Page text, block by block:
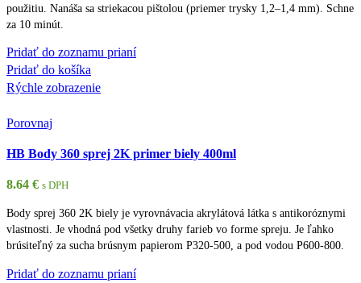
použitiu. Nanáša sa striekacou pištolou (priemer trysky 1,2–1,4 mm). Schne
za 10 minút.
Pridať do zoznamu prianí
Pridať do košíka
Rýchle zobrazenie
Porovnaj
HB Body 360 sprej 2K primer biely 400ml
8.64 € s DPH
Body sprej 360 2K biely je vyrovnávacia akrylátová látka s antikoróznymi
vlastnosti. Je vhodná pod všetky druhy farieb vo forme spreju. Je ľahko
brúsiteľný za sucha brúsnym papierom P320-500, a pod vodou P600-800.
Pridať do zoznamu prianí